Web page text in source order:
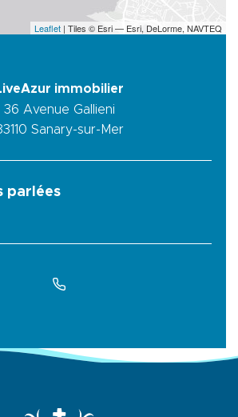
Leaflet | Tiles © Esri — Esri, DeLorme, NAVTEQ
immobilier
36 Avenue Gallieni
Sanary-sur-Mer
parlées